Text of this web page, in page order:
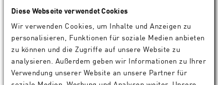
Diese Webseite verwendet Cookies
Wir verwenden Cookies, um Inhalte und Anzeigen zu
personalisieren, Funktionen für soziale Medien anbieten
zu können und die Zugriffe auf unsere Website zu
analysieren. Außerdem geben wir Informationen zu Ihrer
Verwendung unserer Website an unsere Partner für
kurze Zeit unwillkürlich etwa 90 Mikrometer pro
Millisekunde in jegliche Richtung bewegen. Damit der
Laserstrahl trotz der Augenbewegungen stets an der
gewünschten Stelle auftrifft, bestimmt unser 1050 Hz
Eyetracker kontinuierlich die aktuelle Position Ihres Auges
und gleicht die Augenbewegungen in bis zu 7 Dimensionen
aus. Für eine optimale Augenlaserbehandlung ist die
kontinuierliche Bestimmung der aktuellen Position Ihres